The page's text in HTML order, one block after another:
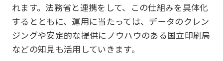
れます。法務省と連携をして、この仕組みを具体化
するとともに、運用に当たっては、データのクレン
ジングや安定的な提供にノウハウのある国立印刷局
などの知見も活用していきます。